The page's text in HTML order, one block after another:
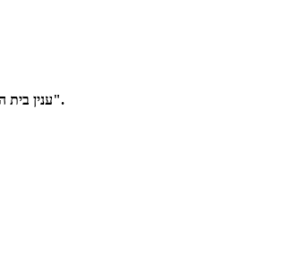
"ענין בית המרקחת קשור לבית העם מפני שהחדר של הגן צריך לשמש עבור בית המרקחת. מאשרים את ההוצאה (760) מא"י לצרכי חגיגת הילדים בחמישה עשר בשבט".